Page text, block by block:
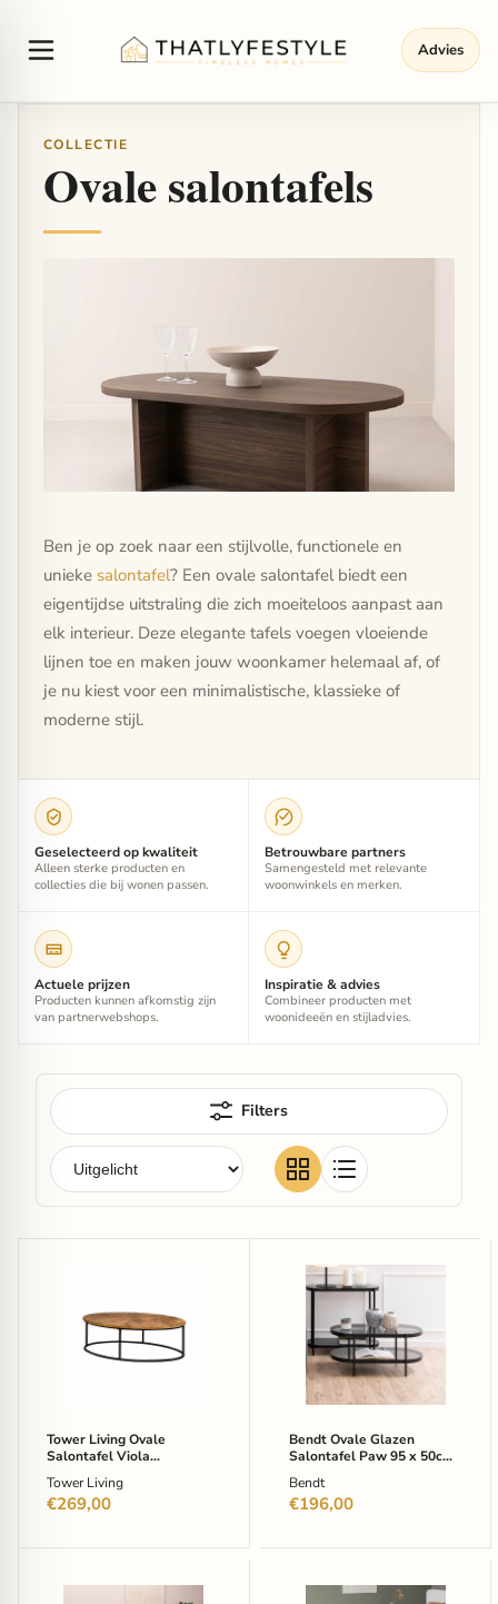
Advies
COLLECTIE
Ovale salontafels
Ben je op zoek naar een stijlvolle, functionele en
unieke salontafel? Een ovale salontafel biedt een
eigentijdse uitstraling die zich moeiteloos aanpast aan
elk interieur. Deze elegante tafels voegen vloeiende
lijnen toe en maken jouw woonkamer helemaal af, of
je nu kiest voor een minimalistische, klassieke of
moderne stijl.
Geselecteerd op kwaliteit
Alleen sterke producten en
collecties die bij wonen passen.
Betrouwbare partners
Samengesteld met relevante
woonwinkels en merken.
Actuele prijzen
Producten kunnen afkomstig zijn
van partnerwebshops.
Inspiratie & advies
Combineer producten met
woonideeën en stijladvies.
Filters
Salontafel
Mangohout
cm
-
Naturel
Tower Living Ovale
Salontafel Viola
Naturel
Tower Living
€269,00
Bendt
Ovale
Salontafel
Paw
50cm
Zwart
-
Ovaal
Bendt Ovale Glazen
Salontafel Paw 95 x 50cm
Bendt
€196,00
Tower
Nohr